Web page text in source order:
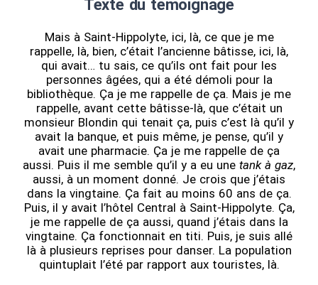
Texte du témoignage
Mais à Saint-Hippolyte, ici, là, ce que je me
rappelle, là, bien, c’était l’ancienne bâtisse, ici, là,
qui avait… tu sais, ce qu’ils ont fait pour les
personnes âgées, qui a été démoli pour la
bibliothèque. Ça je me rappelle de ça. Mais je me
rappelle, avant cette bâtisse-là, que c’était un
monsieur Blondin qui tenait ça, puis c’est là qu’il y
avait la banque, et puis même, je pense, qu’il y
avait une pharmacie. Ça je me rappelle de ça
aussi. Puis il me semble qu’il y a eu une tank à gaz,
aussi, à un moment donné. Je crois que j’étais
dans la vingtaine. Ça fait au moins 60 ans de ça.
Puis, il y avait l’hôtel Central à Saint-Hippolyte. Ça,
je me rappelle de ça aussi, quand j’étais dans la
vingtaine. Ça fonctionnait en titi. Puis, je suis allé
là à plusieurs reprises pour danser. La population
quintuplait l’été par rapport aux touristes, là.